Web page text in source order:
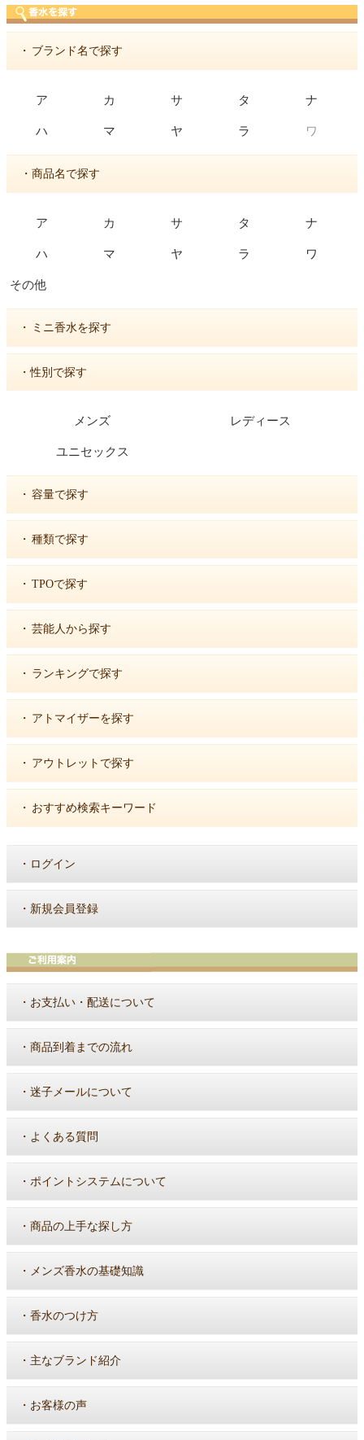
・ ブランド名で探す
ア カ サ タ ナ
ハ マ ヤ ラ ワ
・商品名で探す
ア カ サ タ ナ
ハ マ ヤ ラ ワ
その他
・ ミニ香水を探す
・性別で探す
メンズ レディース
ユニセックス
・ 容量で探す
・ 種類で探す
・ TPOで探す
・ 芸能人から探す
・ ランキングで探す
・ アトマイザーを探す
・ アウトレットで探す
・ おすすめ検索キーワード
・ ログイン
・ 新規会員登録
・ お支払い・配送について
・ 商品到着までの流れ
・ 迷子メールについて
・ よくある質問
・ ポイントシステムについて
・ 商品の上手な探し方
・ メンズ香水の基礎知識
・ 香水のつけ方
・ 主なブランド紹介
・ お客様の声